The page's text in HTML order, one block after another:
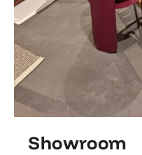
Showroom